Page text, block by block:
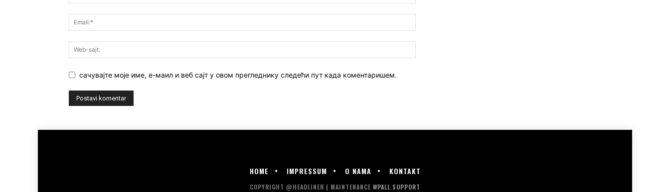
сачувајте моје име, е-маил и веб сајт у овом прегледнику следећи пут када коментаришем.
HOME IMPRESSUM O NAMA KONTAKT
COPYRIGHT @HEADLINER | MAINTENANCE WPALL.SUPPORT